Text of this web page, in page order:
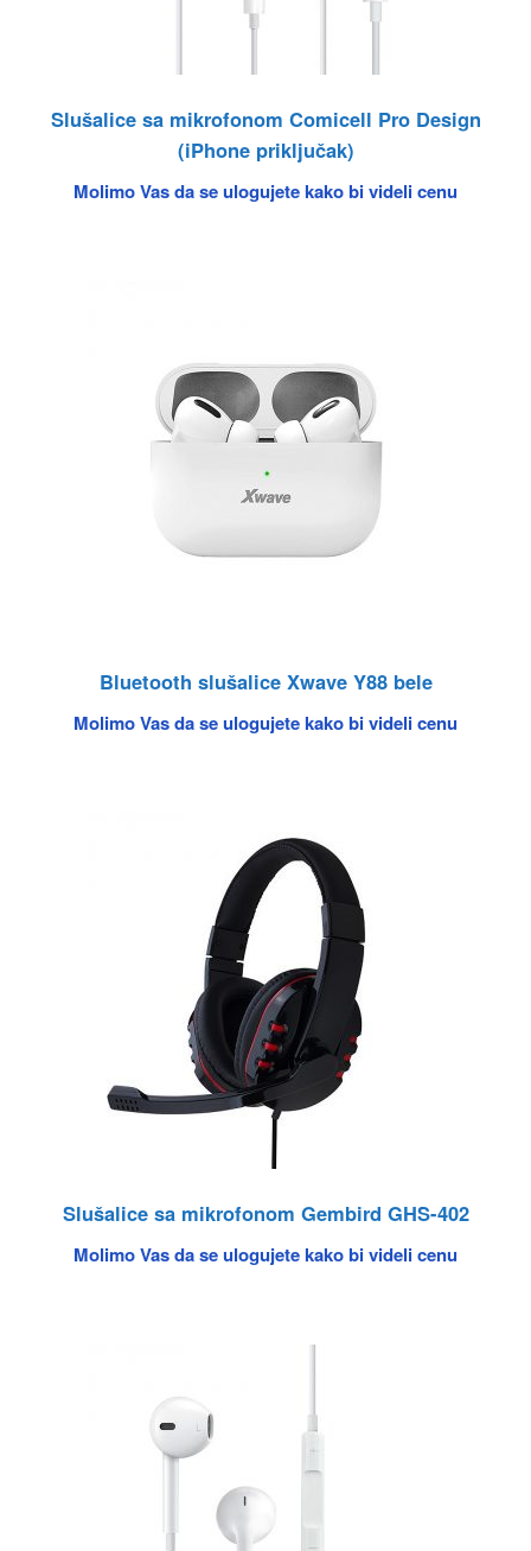
Slušalice sa mikrofonom Comicell Pro Design
(iPhone priključak)
Molimo Vas da se ulogujete kako bi videli cenu
Bluetooth slušalice Xwave Y88 bele
Molimo Vas da se ulogujete kako bi videli cenu
Slušalice sa mikrofonom Gembird GHS-402
Molimo Vas da se ulogujete kako bi videli cenu